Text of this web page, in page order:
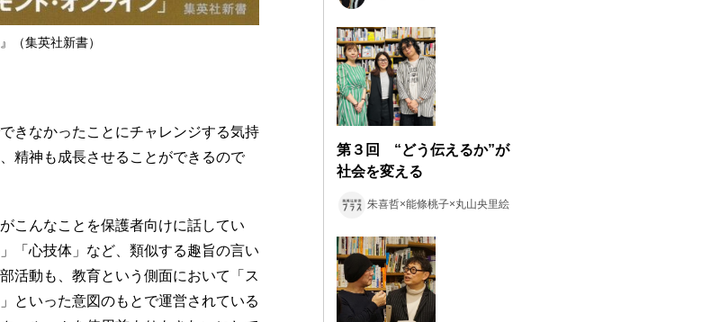
（集英社新書）
きなかったことにチャレンジする気持
精神も成長させることができるので
こんなことを保護者向けに話してい
「心技体」など、類似する趣旨の言い
活動も、教育という側面において「ス
といった意図のもとで運営されている
第３回 “どう伝えるか”が
社会を変える
朱喜哲×能條桃子×丸山央里絵